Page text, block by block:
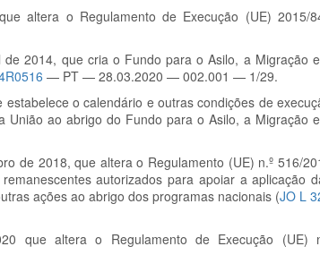
altera o Regulamento de Execução (UE) 2015/
2014, que cria o Fundo para o Asilo, a Migração
— PT — 28.03.2020 — 002.001 — 1/29.
o calendário e outras condições de
União ao abrigo do Fundo para o Asilo, a Migração
de 2018, que altera o Regulamento (UE) n.º 516/
autorizados para apoiar a aplicação
ações ao abrigo dos programas nacionais (JO L
que altera o Regulamento de Execução (UE)